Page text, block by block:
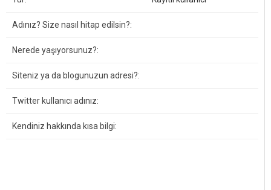
Adınız? Size nasıl hitap edilsin?:
Nerede yaşıyorsunuz?:
Siteniz ya da blogunuzun adresi?:
Twitter kullanıcı adınız:
Kendiniz hakkında kısa bilgi: